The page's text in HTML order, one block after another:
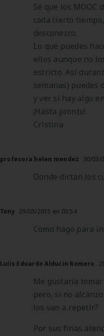
Sé que los MOOC
cada cierto
desconozco.
Lo que puedes
ellos aunque no
estricto. Así
semanas) puedes
y ver si hay algo
¡Hasta pronto!
Cristina
profesora helen mendez 30/03/
Donde dictan los
Tony 29/03/2015 en 03:54
Como hago para
Luíis Eduardo Alducin Romero
Me gustaría
pero, si no
los van a repetir?
Por sus finas